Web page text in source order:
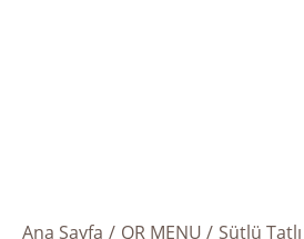
Ana Sayfa QR MENU Sütlü Tatlı